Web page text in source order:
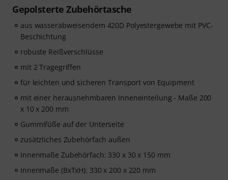
Gepolsterte Zubehörtasche
aus wasserabweisendem 420D Polyestergewebe mit PVC-
Beschichtung
robuste Reißverschlüsse
mit 2 Tragegriffen
für leichten und sicheren Transport von Equipment
mit einer herausnehmbaren Inneneinteilung - Maße 200
x 10 x 200 mm
Gummifüße auf der Unterseite
zusätzliches Zubehörfach außen
Innenmaße Zubehörfach: 330 x 30 x 150 mm
Innenmaße (BxTxH): 330 x 200 x 220 mm